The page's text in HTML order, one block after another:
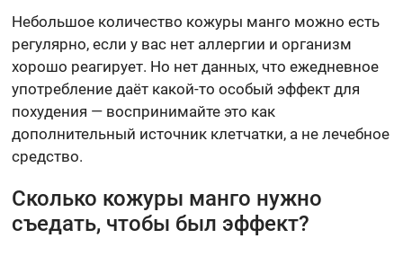
Небольшое количество кожуры манго можно есть
регулярно, если у вас нет аллергии и организм
хорошо реагирует. Но нет данных, что ежедневное
употребление даёт какой-то особый эффект для
похудения — воспринимайте это как
дополнительный источник клетчатки, а не лечебное
средство.
Сколько кожуры манго нужно
съедать, чтобы был эффект?